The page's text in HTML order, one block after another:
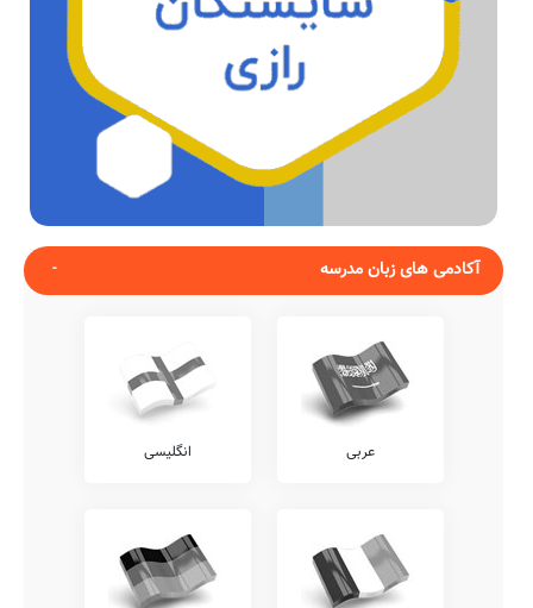
آکادمی های زبان مدرسه
عربی انگلیسی